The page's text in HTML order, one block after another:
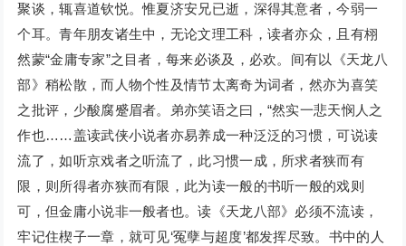
聚谈，辄喜道钦悦。惟夏济安兄已逝，深得其意者，今弱一
个耳。青年朋友诸生中，无论文理工科，读者亦众，且有栩
然蒙“金庸专家”之目者，每来必谈及，必欢。间有以《天龙八
部》稍松散，而人物个性及情节太离奇为词者，然亦为喜笑
之批评，少酸腐蹙眉者。弟亦笑语之曰，“然实一悲天悯人之
作也……盖读武侠小说者亦易养成一种泛泛的习惯，可说读
流了，如听京戏者之听流了，此习惯一成，所求者狭而有
限，则所得者亦狭而有限，此为读一般的书听一般的戏则
可，但金庸小说非一般者也。读《天龙八部》必须不流读，
牢记住楔子一章，就可见‘冤孽与超度’都发挥尽致。书中的人